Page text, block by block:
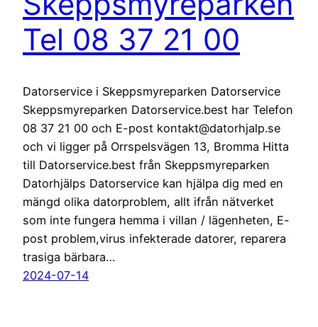
Tel 08 37 21 00
Datorservice i Skeppsmyreparken Datorservice
Skeppsmyreparken Datorservice.best har Telefon
08 37 21 00 och E-post kontakt@datorhjalp.se
och vi ligger på Orrspelsvägen 13, Bromma Hitta
till Datorservice.best från Skeppsmyreparken
Datorhjälps Datorservice kan hjälpa dig med en
mängd olika datorproblem, allt ifrån nätverket
som inte fungera hemma i villan / lägenheten, E-
post problem,virus infekterade datorer, reparera
trasiga bärbara…
2024-07-14